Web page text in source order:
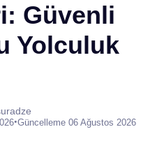
Güvenli
Yolculuk
•Güncelleme 06 Ağustos 2026